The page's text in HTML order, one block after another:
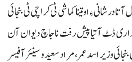
درشانی ءِ او تینا کماشی ٹی کراچی ٹی بنجائی
ڈٹ آتیا پیش رفت نا جاچ دیوان آن
وزیر اسد عمر، مراد سعید و سینئر آفیسر